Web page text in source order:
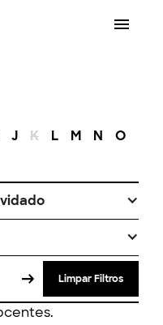
J K L M N O
Limpar Filtros